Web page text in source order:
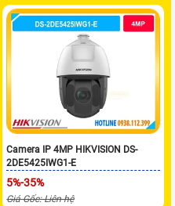
Camera IP 4MP HIKVISION DS-
2DE5425IWG1-E
5%-35%
Giá Gốc: Liên hệ